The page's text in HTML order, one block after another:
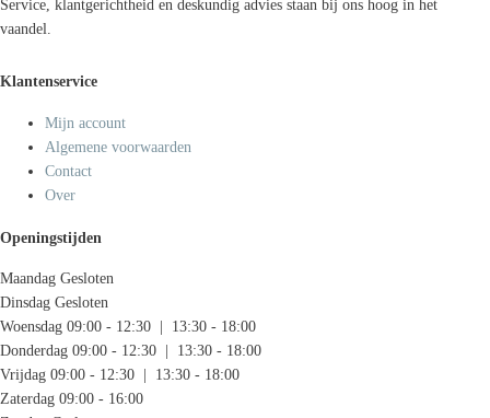
Service, klantgerichtheid en deskundig advies staan bij ons hoog in het
vaandel.
Klantenservice
Mijn account
Algemene voorwaarden
Contact
Over
Openingstijden
Maandag Gesloten
Dinsdag Gesloten
Woensdag 09:00 - 12:30 | 13:30 - 18:00
Donderdag 09:00 - 12:30 | 13:30 - 18:00
Vrijdag 09:00 - 12:30 | 13:30 - 18:00
Zaterdag 09:00 - 16:00